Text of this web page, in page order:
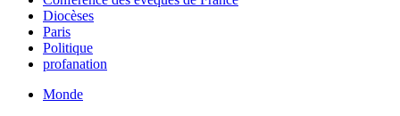
Diocèses
Paris
Politique
profanation
Monde